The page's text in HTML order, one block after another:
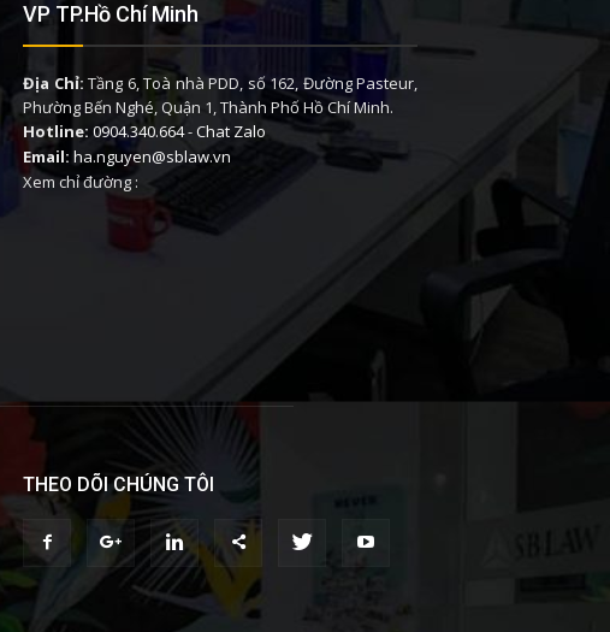
VP TP.Hồ Chí Minh
Địa Chỉ: Tầng 6, Toà nhà PDD, số 162, Đường Pasteur,
Phường Bến Nghé, Quận 1, Thành Phố Hồ Chí Minh.
Hotline: 0904.340.664-Chat Zalo
Email: ha.nguyen@sblaw.vn
Xem chỉ đường :
THEO DÕI CHÚNG TÔI